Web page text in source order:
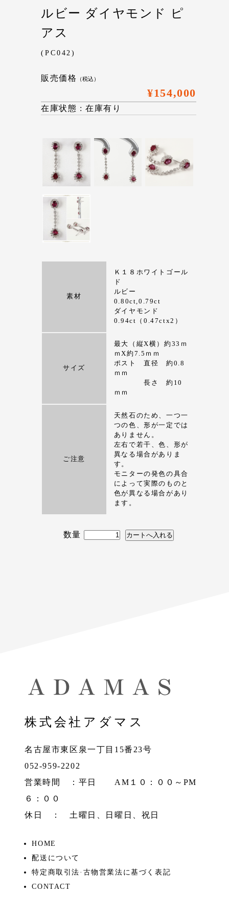
ルビー ダイヤモンド ピ
アス
(PC042)
販売価格 （税込）
¥154,000
在庫状態 : 在庫有り
素材
Ｋ１８ホワイトゴール
ド
ルビー
0.80ct,0.79ct
ダイヤモンド
0.94ct（0.47ctx2）
サイズ
最大（縦X横）約33ｍ
ｍX約7.5ｍｍ
ポスト 直径 約0.8
ｍｍ
長さ 約10
ｍｍ
ご注意
天然石のため、一つ一
つの色、形が一定では
ありません。
左右で若干、色、形が
異なる場合がありま
す。
モニターの発色の具合
によって実際のものと
色が異なる場合があり
ます。
数量
株式会社アダマス
名古屋市東区泉一丁目15番23号
052-959-2202
営業時間 ：平日 AM１０：００～PM
６：００
休日 ： 土曜日、日曜日、祝日
HOME
配送について
特定商取引法·古物営業法に基づく表記
CONTACT